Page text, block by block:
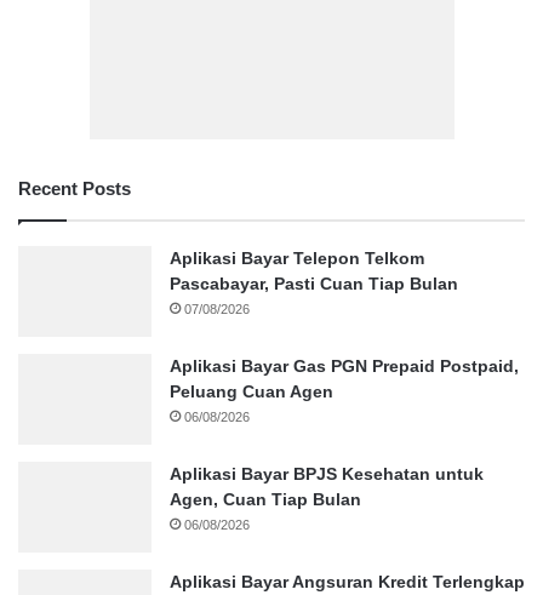
Recent Posts
Aplikasi Bayar Telepon Telkom
Pascabayar, Pasti Cuan Tiap Bulan
07/08/2026
Aplikasi Bayar Gas PGN Prepaid Postpaid,
Peluang Cuan Agen
06/08/2026
Aplikasi Bayar BPJS Kesehatan untuk
Agen, Cuan Tiap Bulan
06/08/2026
Aplikasi Bayar Angsuran Kredit Terlengkap